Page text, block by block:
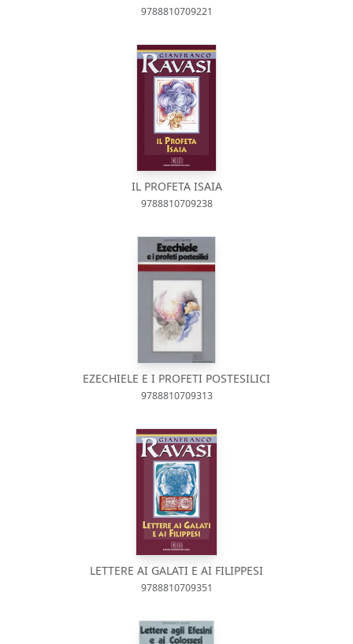
9788810709221
IL PROFETA ISAIA
9788810709238
EZECHIELE E I PROFETI POSTESILICI
9788810709313
LETTERE AI GALATI E AI FILIPPESI
9788810709351